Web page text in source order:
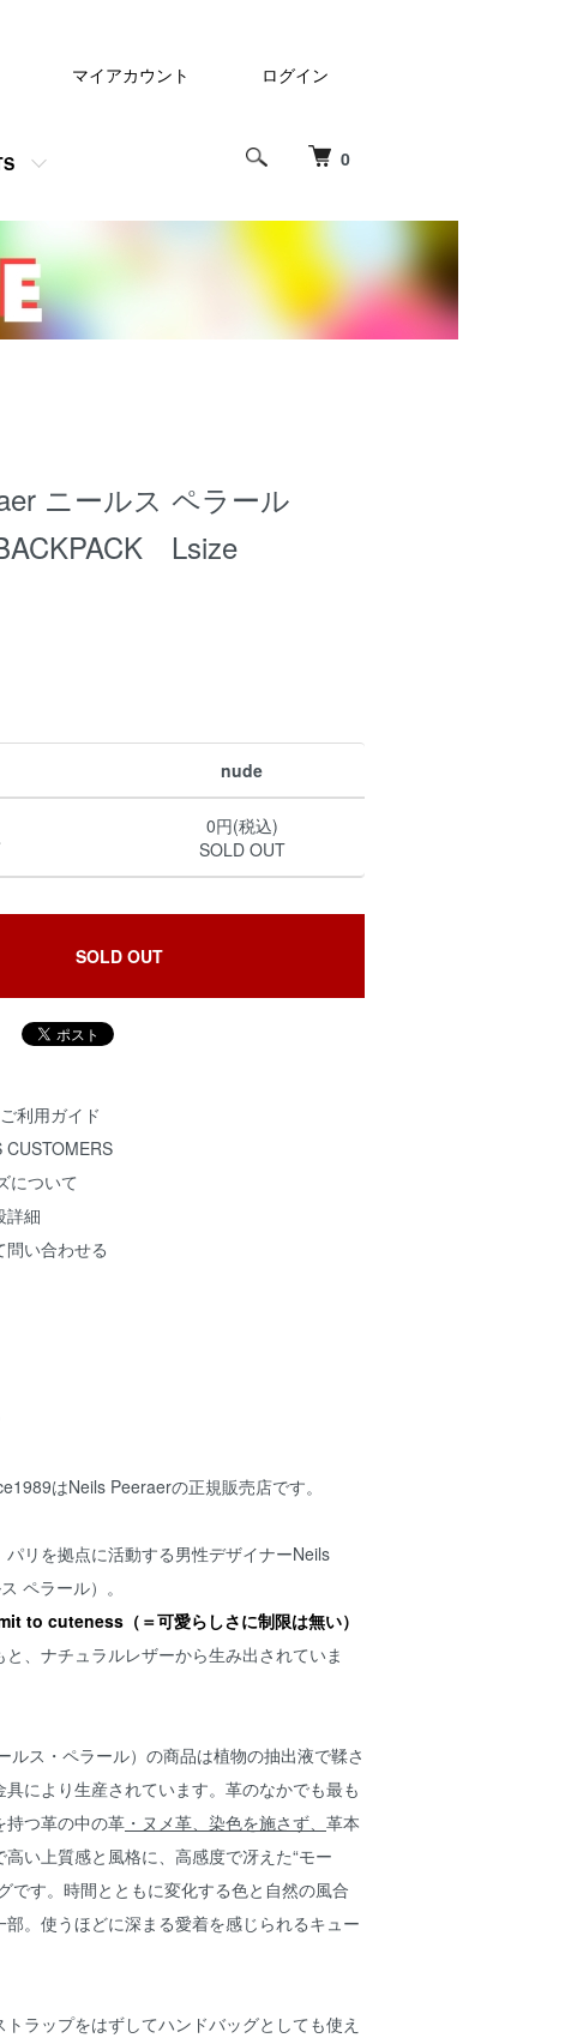
0
マイアカウント ログイン
ニールス ペラール
Lsize
nude
0円(税込)
SOLD OUT
SOLD OUT
利用ガイド
CUSTOMERS
について
詳細
問い合わせる
はNeils Peeraerの正規販売店です。
パリを拠点に活動する男性デザイナーNeils
ペラール）。
to cuteness（＝可愛らしさに制限は無い）
と、ナチュラルレザーから生み出されていま
ルス・ペラール）の商品は植物の抽出液で鞣さ
により生産されています。革のなかでも最も
持つ革の中の革 ・ヌメ革、染色を施さず、 革本
い上質感と風格に、高感度で冴えた“モー
です。時間とともに変化する色と自然の風合
部。使うほどに深まる愛着を感じられるキュー
ラップをはずしてハンドバッグとしても使え